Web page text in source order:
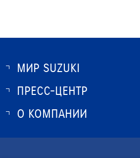
МИР SUZUKI
О SUZUKI
ОПТОВЫЕ ПРОДАЖИ ЗАПЧАСТЕЙ
ПРЕСС-ЦЕНТР
НОВОСТИ
О КОМПАНИИ